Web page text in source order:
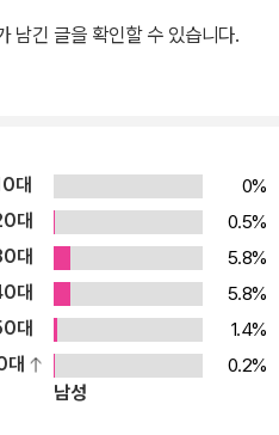
남긴 글을 확인할 수 있습니다.
대
0%
대
0.5%
대
5.8%
대
5.8%
대
1.4%
대
0.2%
남성